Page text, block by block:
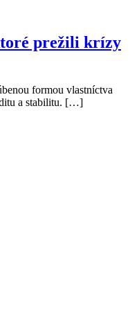
prežili krízy
formou vlastníctva
a stabilitu. […]